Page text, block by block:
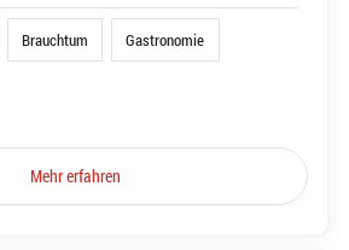
Brauchtum Gastronomie
Mehr erfahren